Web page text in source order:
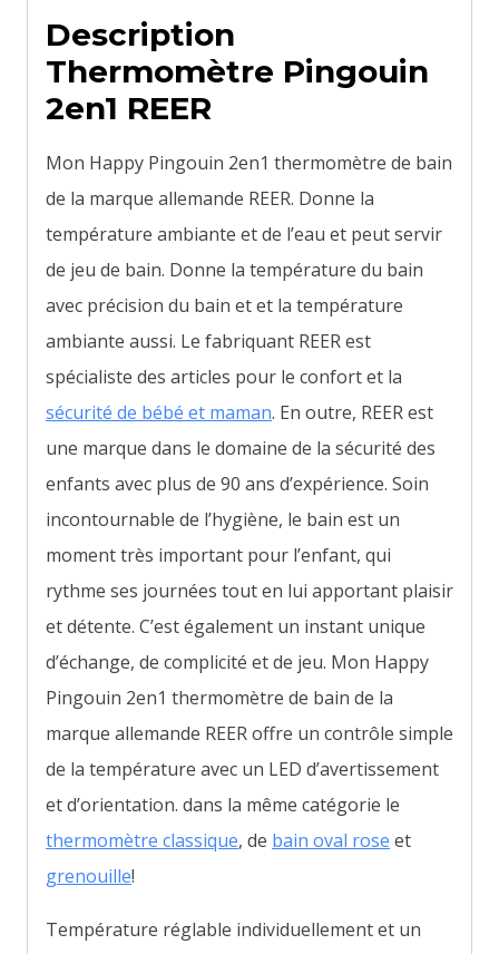
Description
Thermomètre Pingouin
2en1 REER
Mon Happy Pingouin 2en1 thermomètre de bain
de la marque allemande REER. Donne la
température ambiante et de l’eau et peut servir
de jeu de bain. Donne la température du bain
avec précision du bain et et la température
ambiante aussi. Le fabriquant REER est
spécialiste des articles pour le confort et la
sécurité de bébé et maman. En outre, REER est
une marque dans le domaine de la sécurité des
enfants avec plus de 90 ans d’expérience. Soin
incontournable de l’hygiène, le bain est un
moment très important pour l’enfant, qui
rythme ses journées tout en lui apportant plaisir
et détente. C’est également un instant unique
d’échange, de complicité et de jeu. Mon Happy
Pingouin 2en1 thermomètre de bain de la
marque allemande REER offre un contrôle simple
de la température avec un LED d’avertissement
et d’orientation. dans la même catégorie le
thermomètre classique, de bain oval rose et
grenouille!
Température réglable individuellement et un